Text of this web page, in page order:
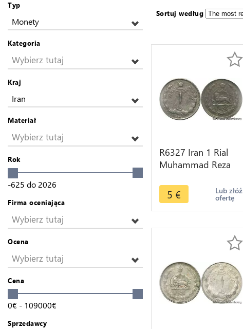
Typ
Monety
Kategoria
Wybierz tutaj
Kraj
Iran
Materiał
Wybierz tutaj
Rok
-625 do 2026
Firma oceniająca
Wybierz tutaj
Ocena
Wybierz tutaj
Cena
0€ - 109000€
Sprzedawcy
Sortuj według
R6327 Iran 1 Rial
Muhammad Reza
1961 -> Make offer
5 € Lub złóż
ofertę